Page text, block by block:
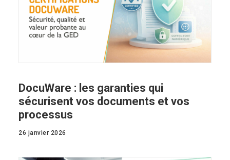
DocuWare : les garanties qui
sécurisent vos documents et vos
processus
26 janvier 2026